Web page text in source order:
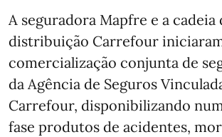
A seguradora Mapfre e a cadeia
distribuição Carrefour
comercialização conjunta de
da Agência de Seguros
Carrefour, disponibilizando
fase produtos de acidentes,